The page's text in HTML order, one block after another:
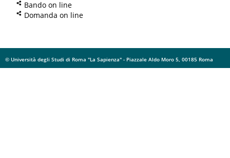
Bando on line
Domanda on line
© Università degli Studi di Roma "La Sapienza" - Piazzale Aldo Moro 5, 00185 Roma